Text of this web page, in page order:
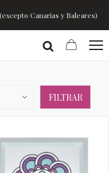
Canarias y Baleares)
FILTRAR